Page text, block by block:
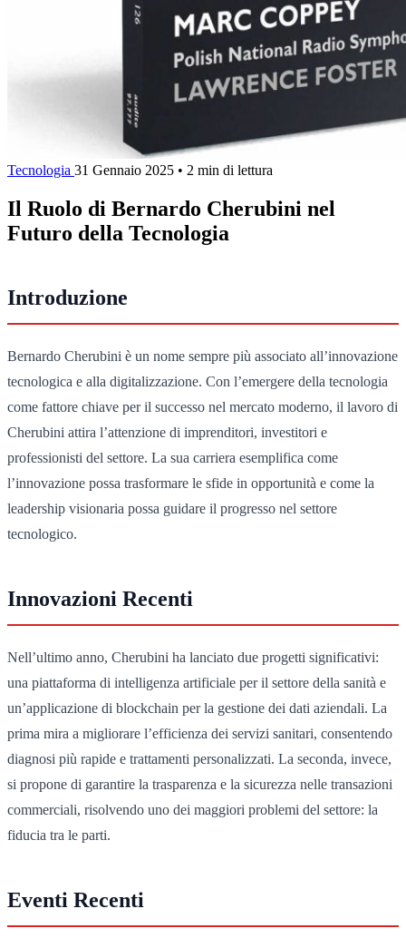
Tecnologia 31 Gennaio 2025 • 2 min di lettura
Il Ruolo di Bernardo Cherubini nel
Futuro della Tecnologia
Introduzione
Bernardo Cherubini è un nome sempre più associato all’innovazione
tecnologica e alla digitalizzazione. Con l’emergere della tecnologia
come fattore chiave per il successo nel mercato moderno, il lavoro di
Cherubini attira l’attenzione di imprenditori, investitori e
professionisti del settore. La sua carriera esemplifica come
l’innovazione possa trasformare le sfide in opportunità e come la
leadership visionaria possa guidare il progresso nel settore
tecnologico.
Innovazioni Recenti
Nell’ultimo anno, Cherubini ha lanciato due progetti significativi:
una piattaforma di intelligenza artificiale per il settore della sanità e
un’applicazione di blockchain per la gestione dei dati aziendali. La
prima mira a migliorare l’efficienza dei servizi sanitari, consentendo
diagnosi più rapide e trattamenti personalizzati. La seconda, invece,
si propone di garantire la trasparenza e la sicurezza nelle transazioni
commerciali, risolvendo uno dei maggiori problemi del settore: la
fiducia tra le parti.
Eventi Recenti